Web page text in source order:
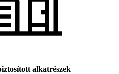
alkatrészek